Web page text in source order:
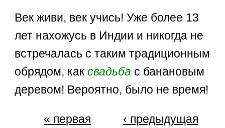
Век живи, век учись! Уже более 13
лет нахожусь в Индии и никогда не
встречалась с таким традиционным
обрядом, каксвадьба с банановым
деревом! Вероятно, было не время!
« первая ‹ предыдущая